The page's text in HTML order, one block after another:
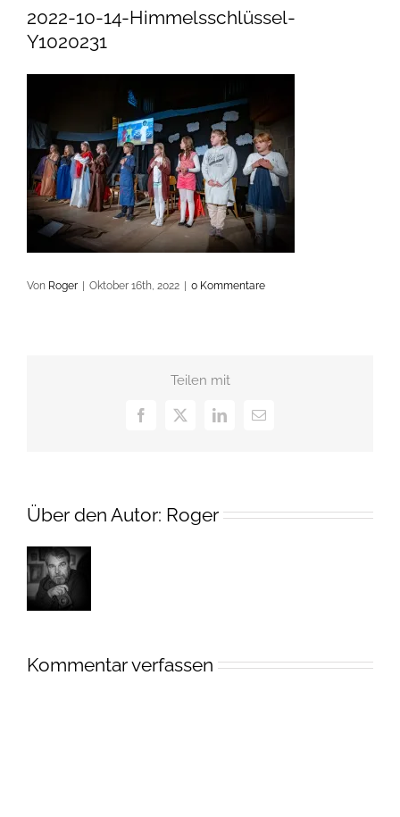
2022-10-14-Himmelsschlüssel-
Y1020231
Von Roger Oktober 16th, 2022 0 Kommentare
Teilen mit
Facebook
X LinkedIn
E-
Über den Autor: Roger
Kommentar verfassen